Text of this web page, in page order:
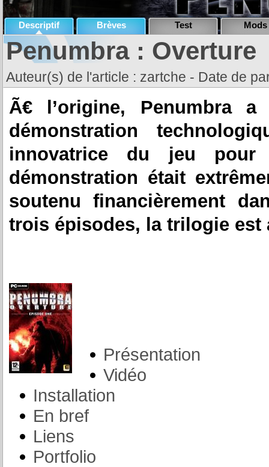
Descriptif Brèves Test Mods
Penumbra : Overture
Auteur(s) de l'article : zartche - Date de
Ã€ l’origine, Penumbra a
démonstration
innovatrice du jeu pour
démonstration était
soutenu financièrement
trois épisodes, la trilogie est
Présentation
Vidéo
Installation
En bref
Liens
Portfolio